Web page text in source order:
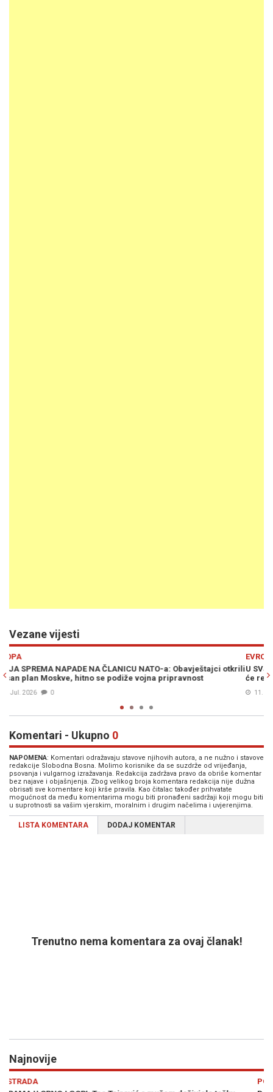
Vezane vijesti
otkriliU SVJETLU RATA U UKRAJINI: Još jedna evropska zemlja
će rekordni iznos za odbranu
11. Dec. 2025
Komentari - Ukupno 0
NAPOMENA: Komentari odražavaju stavove njihovih autora, a ne nužno i stavove
redakcije Slobodna Bosna. Molimo korisnike da se suzdrže od vrijeđanja,
psovanja i vulgarnog izražavanja. Redakcija zadržava pravo da obriše komentar
bez najave i objašnjenja. Zbog velikog broja komentara redakcija nije dužna
obrisati sve komentare koji krše pravila. Kao čitalac također prihvatate
mogućnost da među komentarima mogu biti pronađeni sadržaji koji mogu biti
u suprotnosti sa vašim vjerskim, moralnim i drugim načelima i uvjerenjima.
LISTA KOMENTARA DODAJ KOMENTAR
Trenutno nema komentara za ovaj članak!
Najnovije
POLITIKA